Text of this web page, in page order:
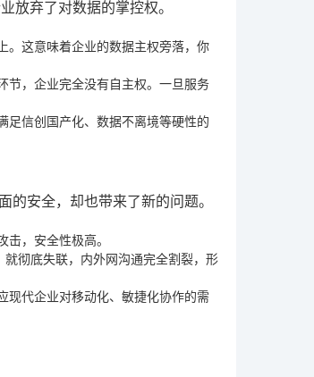
放弃了对数据的掌控权。
。这意味着企业的数据主权旁落，你
节，企业完全没有自主权。一旦服务
足信创国产化、数据不离境等硬性的
的安全，却也带来了新的问题。
，安全性极高。
彻底失联，内外网沟通完全割裂，形
现代企业对移动化、敏捷化协作的需